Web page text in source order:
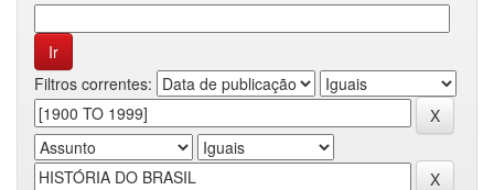
Filtros correntes: